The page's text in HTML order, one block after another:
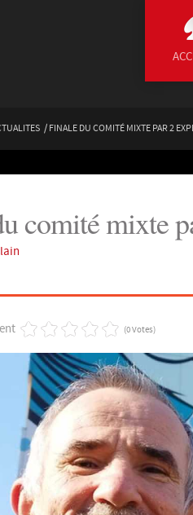
/ FINALE DU COMITÉ MIXTE PAR 2
comité mixte
(0 Votes)